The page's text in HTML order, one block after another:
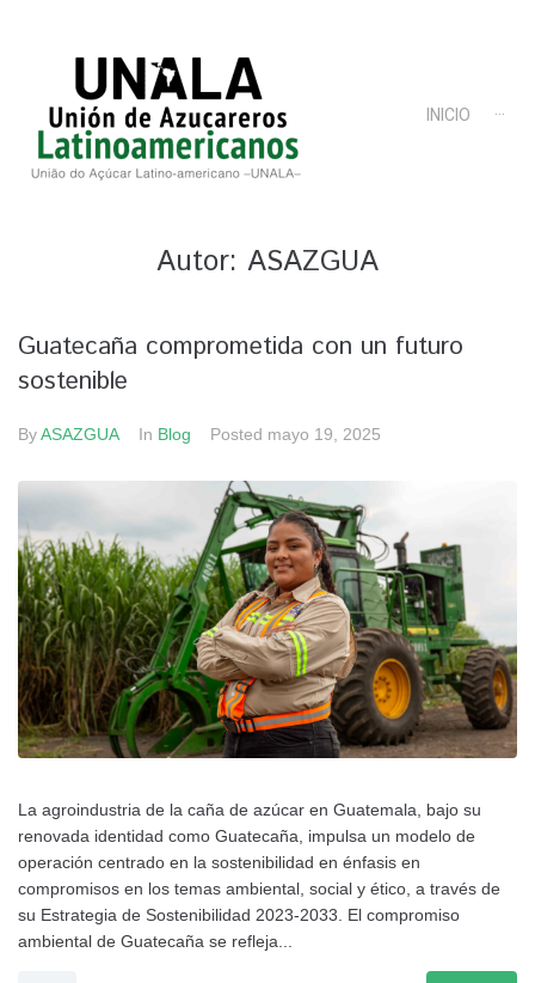
INICIO ···
Autor: ASAZGUA
Guatecaña comprometida con un futuro
sostenible
ByASAZGUA In Blog Posted mayo 19, 2025
La agroindustria de la caña de azúcar en Guatemala, bajo su
renovada identidad como Guatecaña, impulsa un modelo de
operación centrado en la sostenibilidad en énfasis en
compromisos en los temas ambiental, social y ético, a través de
su Estrategia de Sostenibilidad 2023-2033. El compromiso
ambiental de Guatecaña se refleja...